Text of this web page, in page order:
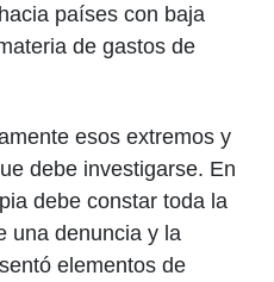
países con baja
de gastos de
esos extremos y
debe investigarse. En
debe constar toda la
una denuncia y la
elementos de